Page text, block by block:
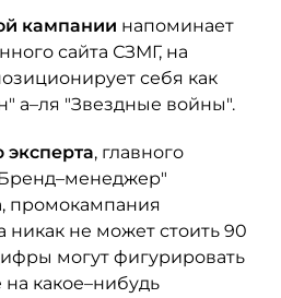
кампании напоминает
сайта СЗМГ, на
себя как
а–ля "Звездные войны".
, главного
промокампания
никак не может стоить 90
могут фигурировать
на какое–нибудь